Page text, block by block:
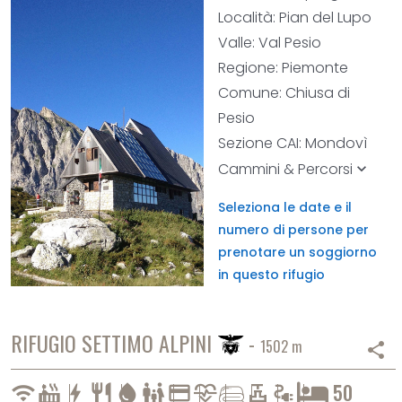
Località: Pian del Lupo
Valle: Val Pesio
Regione: Piemonte
Comune: Chiusa di
Pesio
Sezione CAI: Mondovì
Cammini & Percorsi keyboard_arrow_down
Seleziona le date e il
numero di persone per
prenotare un soggiorno
in questo rifugio
RIFUGIO SETTIMO ALPINI - 1502 m share
wifihot_tub bolt restaurant water_drop family_restroomcredit_cardcardiology valve electrical_services 50